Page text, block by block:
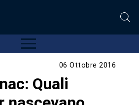
06 Ottobre 2016
Quali